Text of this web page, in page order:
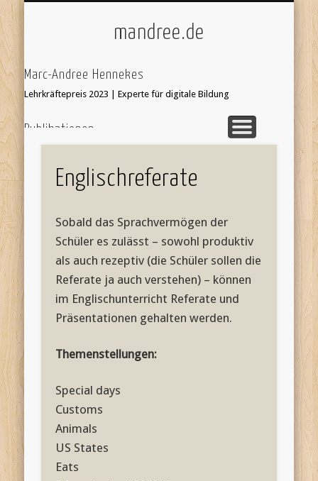
mandree.de
Marc-Andree Hennekes
Lehrkräftepreis 2023 | Experte für digitale Bildung
Publikationen
Leseprobe hier:
focus Schule Nr 5, S.52 Interview
Fremdsprachenunterricht'
Englischreferate
Sobald das Sprachvermögen der
Schüler es zulässt – sowohl produktiv
als auch rezeptiv (die Schüler sollen die
Referate ja auch verstehen) – können
im Englischunterricht Referate und
Präsentationen gehalten werden.
Themenstellungen:
Special days
Customs
Animals
US States
Eats